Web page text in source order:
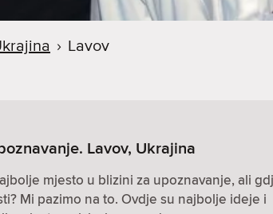
› Lavov
Lavov, Ukrajina
mjesto u blizini za upoznavanje, ali
Mi pazimo na to. Ovdje su najbolje ideje i